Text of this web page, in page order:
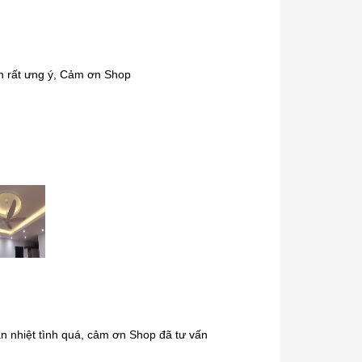
rất ưng ý, Cảm ơn Shop
nhiệt tình quá, cảm ơn Shop đã tư vấn